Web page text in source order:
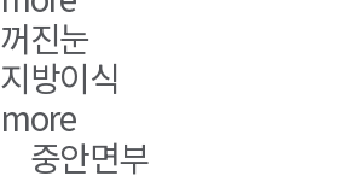
꺼진눈
지방이식
more
중안면부